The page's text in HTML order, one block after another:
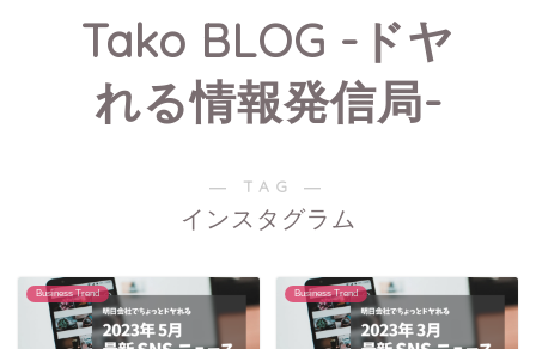
Tako BLOG -ドヤ
れる情報発信局-
― TAG ―
インスタグラム
Business Trend Business Trend